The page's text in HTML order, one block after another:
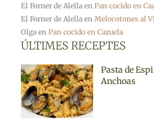
El Forner de Alella en Pan cocido en
El Forner de Alella en Melocotones al
Olga en Pan cocido en Cazuela
ÚLTIMES RECEPTES
Pasta de
Anchoas